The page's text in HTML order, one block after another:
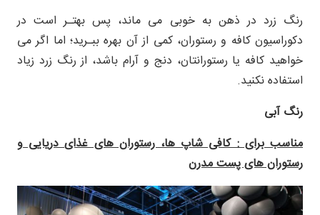
رنگ زرد در ذهن به خوبی می ماند، پس بهتـر است در
دکوراسیون کافه و رستوران، کمی از آن بهره ببـرید؛ اما اگر می
خواهید کافه یا رستورانتان، دنج و آرام باشد، از رنگ زرد زیاد
استفاده نکنید.
رنگ آبی
مناسب برای : کافی شاپ ها، رستوران های غذای دریایی و
رستوران های پست مدرن